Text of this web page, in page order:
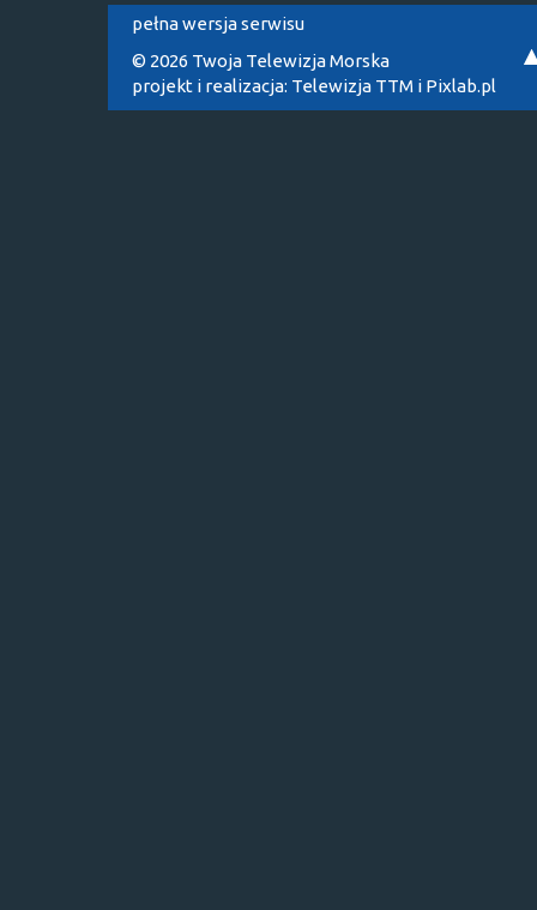
pełna wersja serwisu
© 2026 Twoja Telewizja Morska
projekt i realizacja: Telewizja TTM i Pixlab.pl